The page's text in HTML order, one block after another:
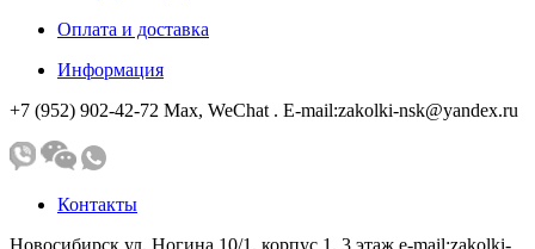
Оплата и доставка
Информация
+7 (952) 902-42-72 Мах, WeChat . E-mail:zakolki-nsk@yandex.ru
Контакты
Новосибирск ул. Ногина 10/1, корпус 1, 3 этаж e-mail:zakolki-